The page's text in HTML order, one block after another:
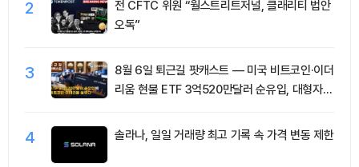
2
전 CFTC 위원 “월스트리트저널, 클래리티 법안
오독”
3
8월 6일 퇴근길 팟캐스트 — 미국 비트코인·이더
리움 현물 ETF 3억520만달러 순유입, 대형자산
4 솔라나, 일일 거래량 최고 기록 속 가격 변동 제한